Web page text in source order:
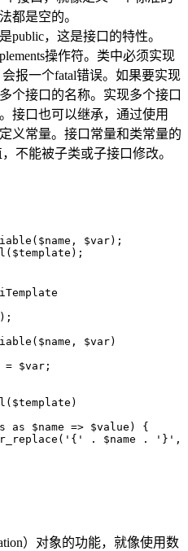
都是空的。
public，这是接口的特性。
操作符。类中必须实现
报一个fatal错误。如果要实现
个接口的名称。实现多个接口
接口也可以继承，通过使用
义常量。接口常量和类常量的
不能被子类或子接口修改。
$var);
$var)
= $var;
as $name => $value) {
. $name . '}',
）对象的功能，就像使用数